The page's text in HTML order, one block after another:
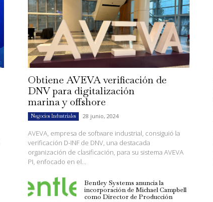
Obtiene AVEVA verificación de
DNV para digitalización
marina y offshore
Negocios Industriales 28 junio, 2024
AVEVA, empresa de software industrial, consiguió la
verificación D-INF de DNV, una destacada
organización de clasificación, para su sistema AVEVA
PI, enfocado en el...
Bentley Systems anuncia la
incorporación de Michael Campbell
como Director de Producción